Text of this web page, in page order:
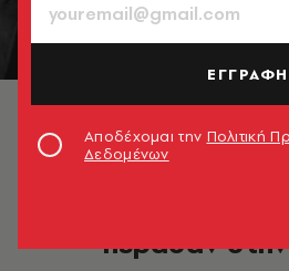
1975, Ο Ζισκάρ ντ'Εστέν με τον
πέρασαν στην
ΕΓΓΡΑΦΗ
Αποδέχομαι την Πολιτική
Δεδομένων